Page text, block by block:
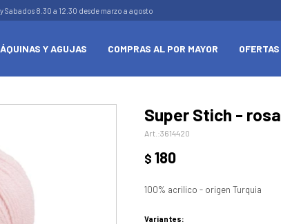
Y AGUJAS COMPRAS AL POR MAYOR OFERTAS
Sabados 8.30 a 12.30 desde marzo a agosto
Super Stich - rosa
3614420
$ 180
100% acrilico - origen Turquia
Variantes: